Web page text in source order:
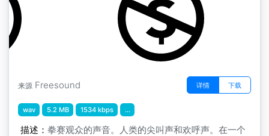
来源 Freesound 详情 下载
wav 5.2 MB 1534 kbps ...
描述： 拳赛观众的声音。人类的尖叫声和欢呼声。在一个